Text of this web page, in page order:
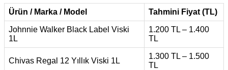
Ürün / Marka / Model Tahmini Fiyat (TL)
Johnnie Walker Black Label Viski
1L
1.200 TL – 1.400
TL
Chivas Regal 12 Yıllık Viski 1L
1.300 TL – 1.500
TL